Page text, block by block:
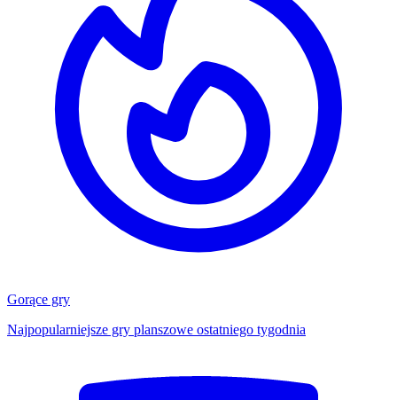
Gorące gry
Najpopularniejsze gry planszowe ostatniego tygodnia